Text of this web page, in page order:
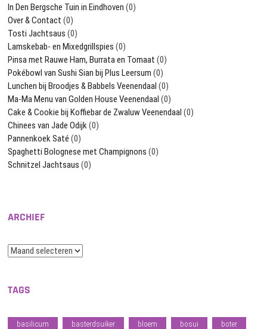
In Den Bergsche Tuin in Eindhoven (0)
Over & Contact (0)
Tosti Jachtsaus (0)
Lamskebab- en Mixedgrillspies (0)
Pinsa met Rauwe Ham, Burrata en Tomaat (0)
Pokébowl van Sushi Sian bij Plus Leersum (0)
Lunchen bij Broodjes & Babbels Veenendaal (0)
Ma-Ma Menu van Golden House Veenendaal (0)
Cake & Cookie bij Koffiebar de Zwaluw Veenendaal (0)
Chinees van Jade Odijk(0)
Pannenkoek Saté (0)
Spaghetti Bolognese met Champignons (0)
Schnitzel Jachtsaus (0)
ARCHIEF
Archief
TAGS
basilicum basterdsuiker bloem bosui boter